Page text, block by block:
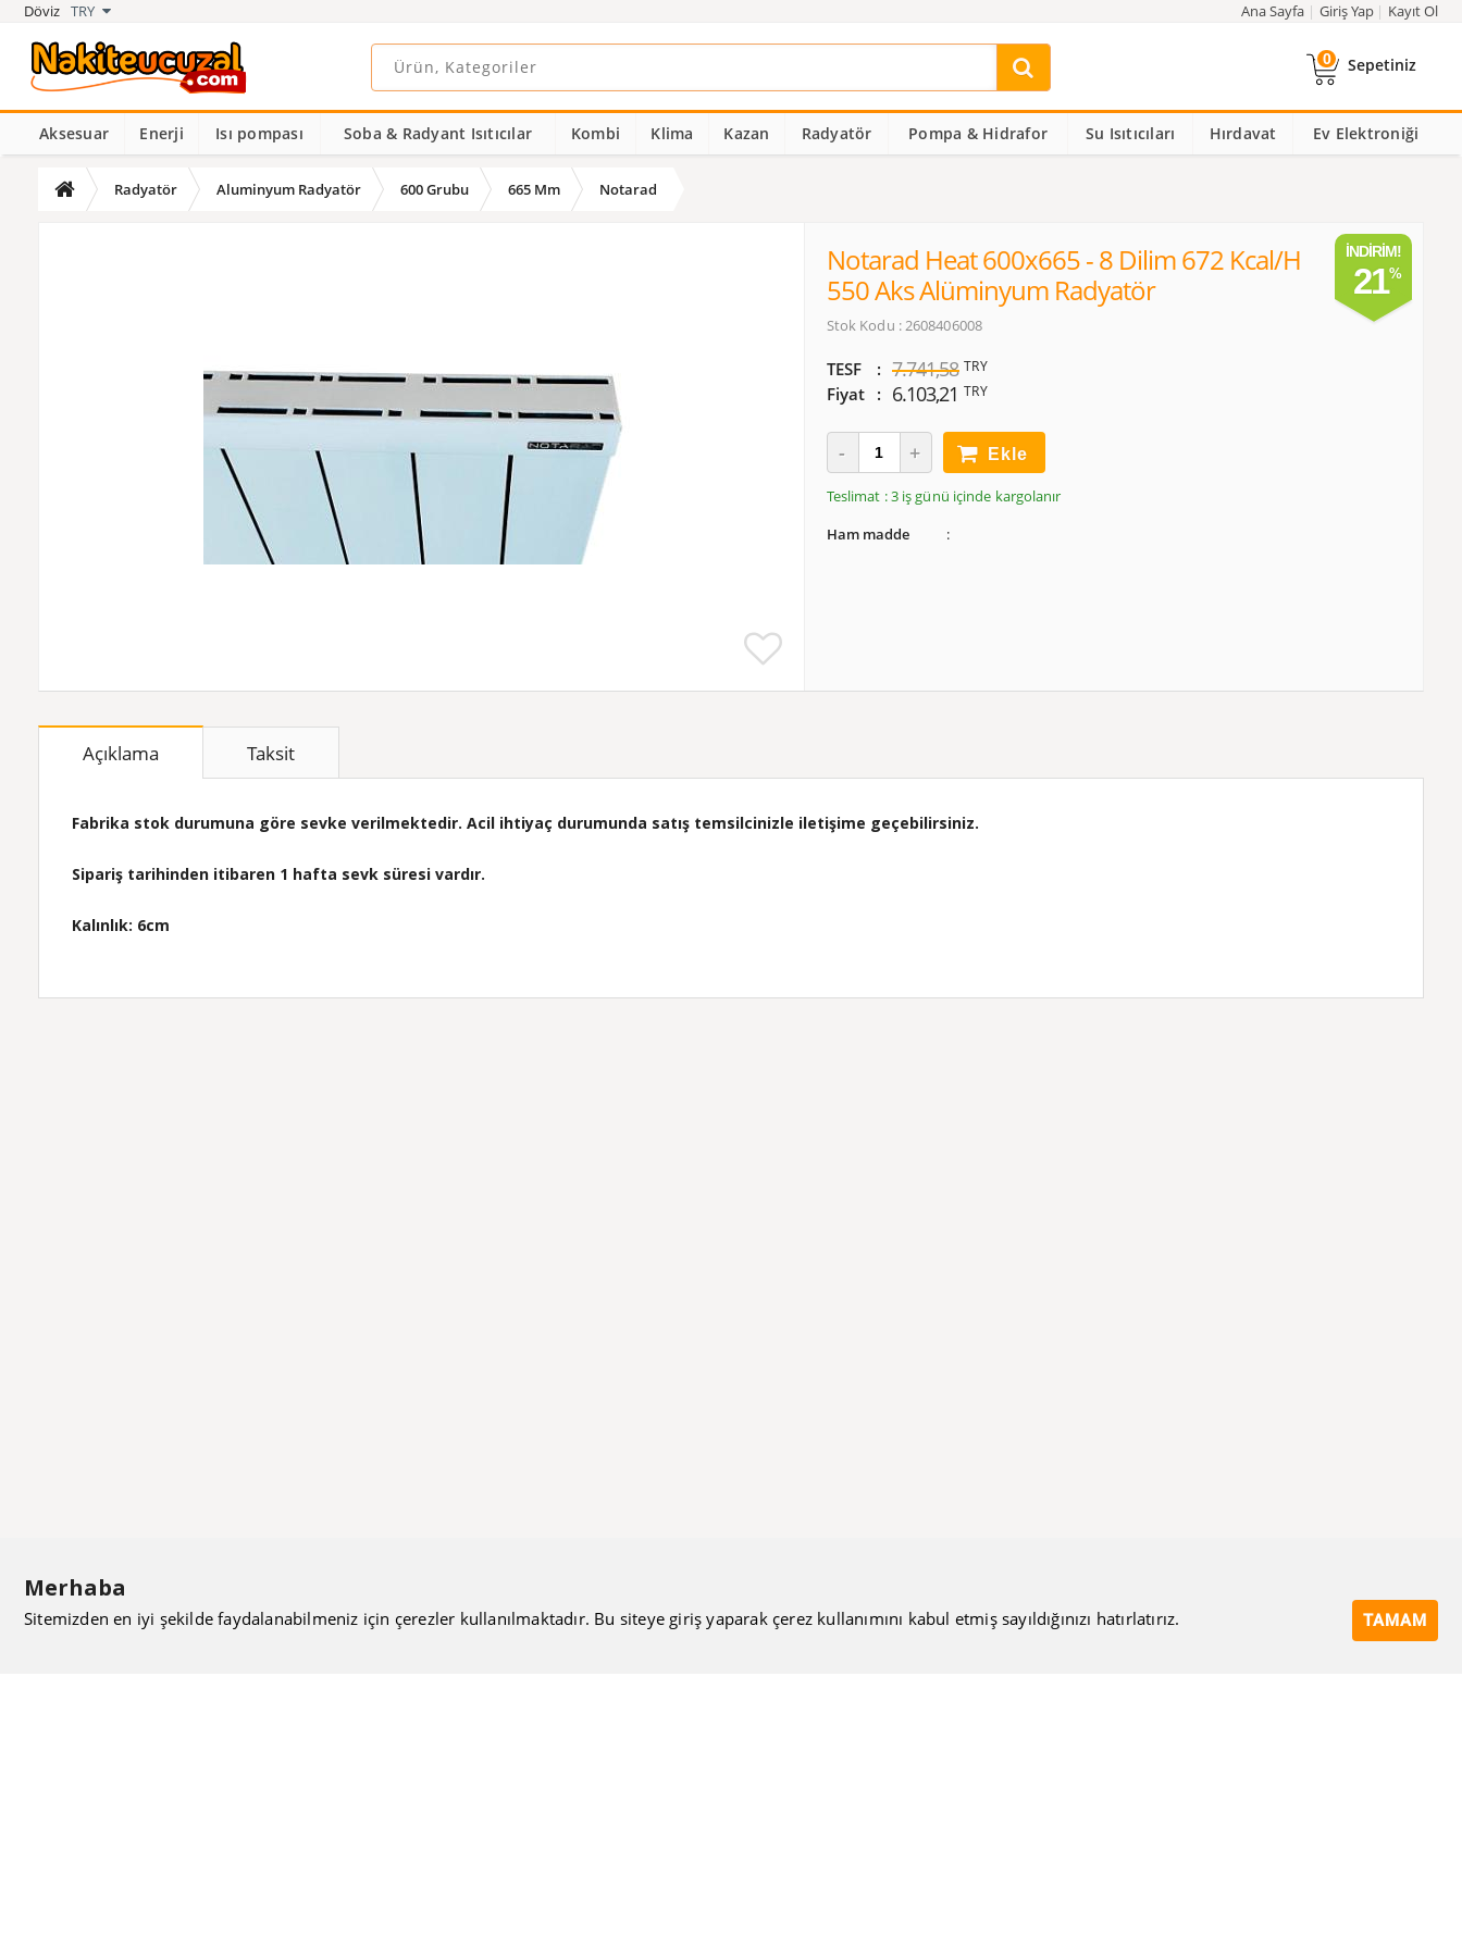
Döviz TRY Ana Sayfa Giriş Yap Kayıt Ol
0 Sepetiniz
Aksesuar Enerji Isı pompası Soba & Radyant Isıtıcılar Kombi Klima Kazan Radyatör Pompa & Hidrafor Su Isıtıcıları Hırdavat Ev Elektroniği
Radyatör Aluminyum Radyatör 600 Grubu 665 Mm Notarad
Notarad Heat 600x665 - 8 Dilim 672 Kcal/h
550 Aks Alüminyum Radyatör
Stok Kodu : 2608406008
TESF 7.741,58 TRY
Fiyat 6.103,21 TRY
Ekle
Teslimat : 3 iş günü içinde kargolanır
Ham madde
İNDIRIM!
21
Açıklama Taksit
Fabrika stok durumuna göre sevke verilmektedir. Acil ihtiyaç durumunda satış temsilcinizle iletişime geçebilirsiniz.
Sipariş tarihinden itibaren 1 hafta sevk süresi vardır.
Kalınlık: 6cm
Merhaba
Sitemizden en iyi şekilde faydalanabilmeniz için çerezler kullanılmaktadır. Bu siteye giriş yaparak çerez kullanımını kabul etmiş sayıldığınızı hatırlatırız. TAMAM